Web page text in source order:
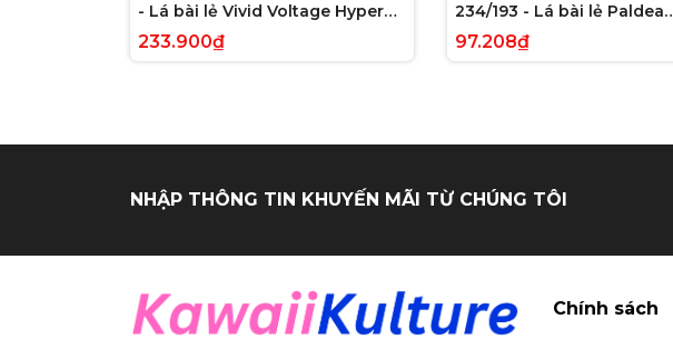
- Lá bài lẻ Vivid Voltage Hyper
Rare tiếng Anh chính hãng
233.900₫
234/193 - Lá bài lẻ Paldea
Evolved Full Art Secret Rare
tiếng Anh chính hãng
97.208₫
NHẬP THÔNG TIN KHUYẾN MÃI TỪ CHÚNG TÔI
Chính sách